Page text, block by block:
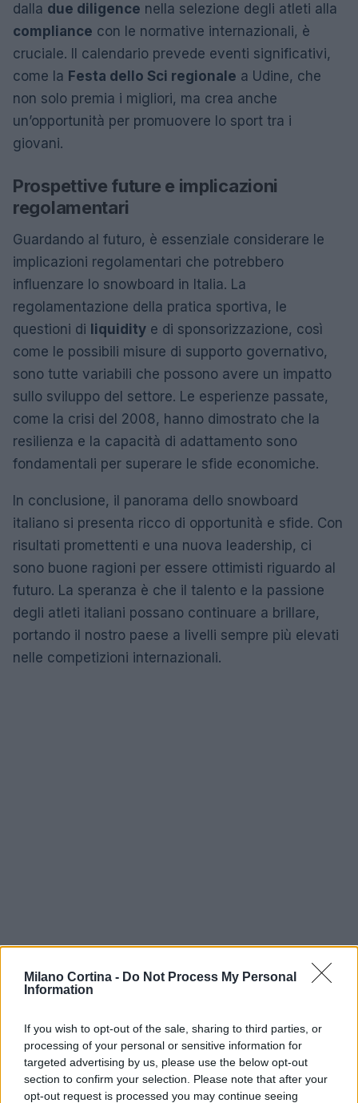
Milano Cortina - Do Not Process My Personal
Information
If you wish to opt-out of the sale, sharing to third parties, or
processing of your personal or sensitive information for
targeted advertising by us, please use the below opt-out
section to confirm your selection. Please note that after your
opt-out request is processed you may continue seeing
dalla due diligence nella selezione degli atleti alla
compliance con le normative internazionali, è
cruciale. Il calendario prevede eventi significativi,
come la Festa dello Sci regionale a Udine, che
non solo premia i migliori, ma crea anche
un’opportunità per promuovere lo sport tra i
giovani.
Prospettive future e implicazioni
regolamentari
Guardando al futuro, è essenziale considerare le
implicazioni regolamentari che potrebbero
influenzare lo snowboard in Italia. La
regolamentazione della pratica sportiva, le
questioni di liquidity e di sponsorizzazione, così
come le possibili misure di supporto governativo,
sono tutte variabili che possono avere un impatto
sullo sviluppo del settore. Le esperienze passate,
come la crisi del 2008, hanno dimostrato che la
resilienza e la capacità di adattamento sono
fondamentali per superare le sfide economiche.
In conclusione, il panorama dello snowboard
italiano si presenta ricco di opportunità e sfide. Con
risultati promettenti e una nuova leadership, ci
sono buone ragioni per essere ottimisti riguardo al
futuro. La speranza è che il talento e la passione
degli atleti italiani possano continuare a brillare,
portando il nostro paese a livelli sempre più elevati
nelle competizioni internazionali.
AUTORE